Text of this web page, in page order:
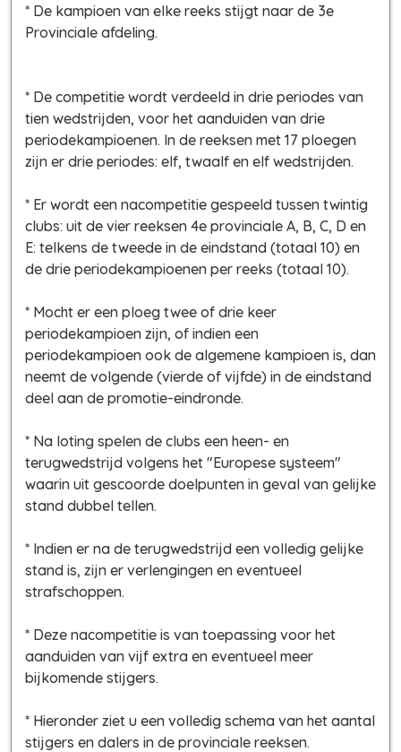
* De kampioen van elke reeks stijgt naar de 3e
Provinciale afdeling.
* De competitie wordt verdeeld in drie periodes van
tien wedstrijden, voor het aanduiden van drie
periodekampioenen. In de reeksen met 17 ploegen
zijn er drie periodes: elf, twaalf en elf wedstrijden.
* Er wordt een nacompetitie gespeeld tussen twintig
clubs: uit de vier reeksen 4e provinciale A, B, C, D en
E: telkens de tweede in de eindstand (totaal 10) en
de drie periodekampioenen per reeks (totaal 10).
* Mocht er een ploeg twee of drie keer
periodekampioen zijn, of indien een
periodekampioen ook de algemene kampioen is, dan
neemt de volgende (vierde of vijfde) in de eindstand
deel aan de promotie-eindronde.
* Na loting spelen de clubs een heen- en
terugwedstrijd volgens het "Europese systeem"
waarin uit gescoorde doelpunten in geval van gelijke
stand dubbel tellen.
* Indien er na de terugwedstrijd een volledig gelijke
stand is, zijn er verlengingen en eventueel
strafschoppen.
* Deze nacompetitie is van toepassing voor het
aanduiden van vijf extra en eventueel meer
bijkomende stijgers.
* Hieronder ziet u een volledig schema van het aantal
stijgers en dalers in de provinciale reeksen.